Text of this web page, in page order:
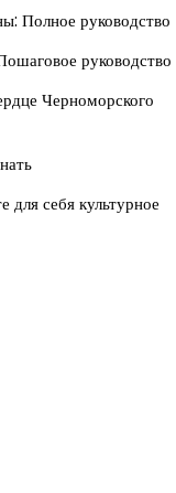
Полное руководство
руководство
Черноморского
себя культурное